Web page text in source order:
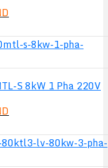
tại
S 8kW 1 Pha 220V
tại